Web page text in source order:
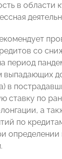
в области
со
период
выпадающих
в
ставку по
а
по